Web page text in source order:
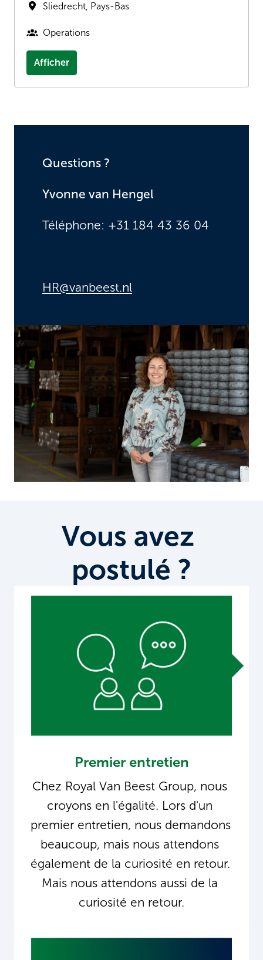
Sliedrecht, Pays-Bas
Operations
Afficher
Questions ?
Yvonne van Hengel
Téléphone: +31 184 43 36 04
HR@vanbeest.nl
Vous avez
postulé ?
Premier entretien
Chez Royal Van Beest Group, nous
croyons en l'égalité. Lors d'un
premier entretien, nous demandons
beaucoup, mais nous attendons
également de la curiosité en retour.
Mais nous attendons aussi de la
curiosité en retour.